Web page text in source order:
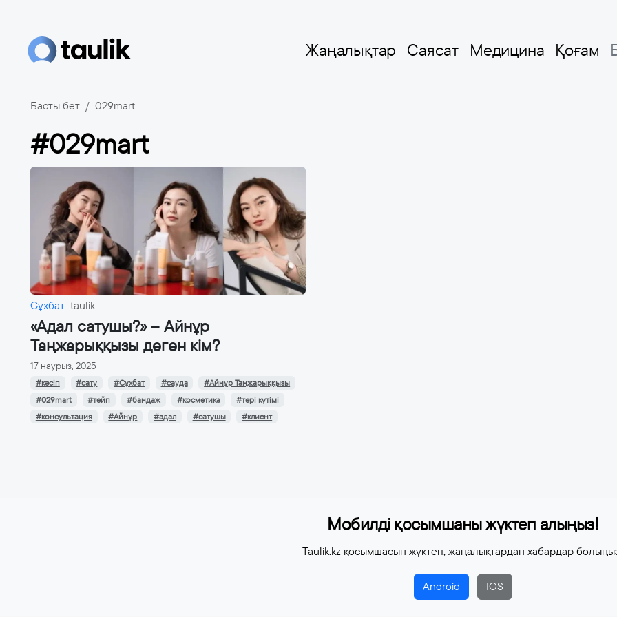
Жаңалықтар Саясат Медицина Қоғам
Басты бет 029mart
#029mart
Сұхбат taulik
«Адал сатушы?» – Айнұр
Таңжарыққызы деген кім?
17 наурыз, 2025
#кәсіп #сату #Сұхбат #сауда
#Айнұр Таңжарыққызы
#029mart
#тейп #бандаж #косметика
#тері күтімі
#консультация
#Айнұр #адал #сатушы #клиент
Мобилді қосымшаны жүктеп алыңыз!
Taulik.kz қосымшасын жүктеп, жаңалықтардан хабардар
Android IOS